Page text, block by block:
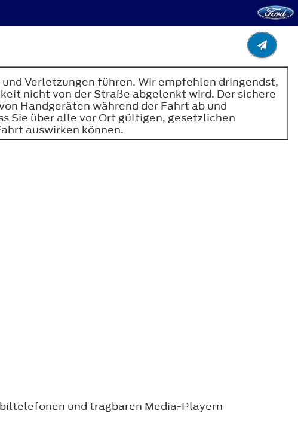
Verletzungen führen. Wir empfehlen dringendst,
nicht von der Straße abgelenkt wird. Der sichere
Handgeräten während der Fahrt ab und
Sie über alle vor Ort gültigen, gesetzlichen
auswirken können.
und tragbaren Media-Playern